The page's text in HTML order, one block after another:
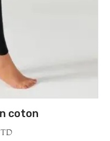
coton
TD